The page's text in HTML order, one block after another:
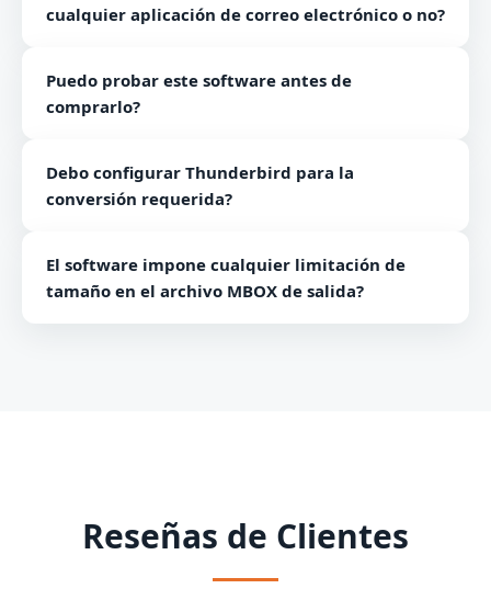
cualquier aplicación de correo electrónico o no?
correo electrónico para la conversión de archivos EML
a formato MBOX con este software.
Puedo probar este software antes de
comprarlo?
versión demo.
Debo configurar Thunderbird para la
conversión requerida?
para la conversión de archivos EML a formato MBOX.
El software impone cualquier limitación de
tamaño en el archivo MBOX de salida?
Reseñas de Clientes